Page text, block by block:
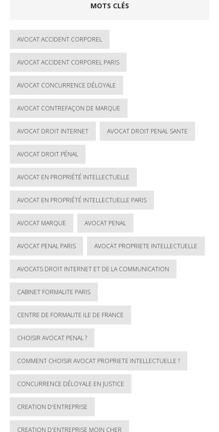
MOTS CLÉS
AVOCAT ACCIDENT CORPOREL
AVOCAT ACCIDENT CORPOREL PARIS
AVOCAT CONCURRENCE DÉLOYALE
AVOCAT CONTREFAÇON DE MARQUE
AVOCAT DROIT INTERNET AVOCAT DROIT PENAL SANTE
AVOCAT DROIT PÉNAL
AVOCAT EN PROPRIÉTÉ INTELLECTUELLE
AVOCAT EN PROPRIÉTÉ INTELLECTUELLE PARIS
AVOCAT MARQUE AVOCAT PENAL
AVOCAT PENAL PARIS AVOCAT PROPRIETE INTELLECTUELLE
AVOCATS DROIT INTERNET ET DE LA COMMUNICATION
CABINET FORMALITE PARIS
CENTRE DE FORMALITE ILE DE FRANCE
CHOISIR AVOCAT PENAL ?
COMMENT CHOISIR AVOCAT PROPRIETE INTELLECTUELLE ?
CONCURRENCE DÉLOYALE EN JUSTICE
CREATION D'ENTREPRISE
CREATION D'ENTREPRISE MOIN CHER